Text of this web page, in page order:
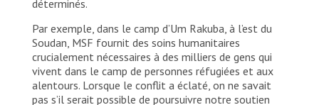
déterminés.
Par exemple, dans le camp d’Um Rakuba, à l’est du
Soudan, MSF fournit des soins humanitaires
crucialement nécessaires à des milliers de gens qui
vivent dans le camp de personnes réfugiées et aux
alentours. Lorsque le conflit a éclaté, on ne savait
pas s’il serait possible de poursuivre notre soutien